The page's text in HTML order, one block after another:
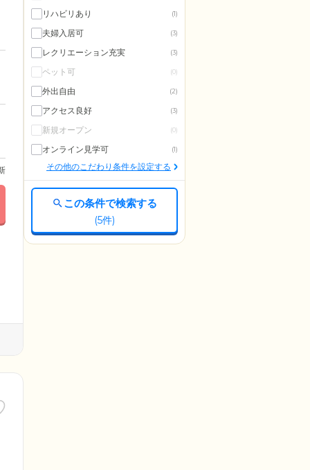
リハビリあり (1)
夫婦入居可 (3)
レクリエーション充実 (3)
ペット可 (0)
外出自由 (2)
アクセス良好 (3)
新規オープン (0)
オンライン見学可 (1)
その他のこだわり条件を設定する
この条件で検索する
(5件)